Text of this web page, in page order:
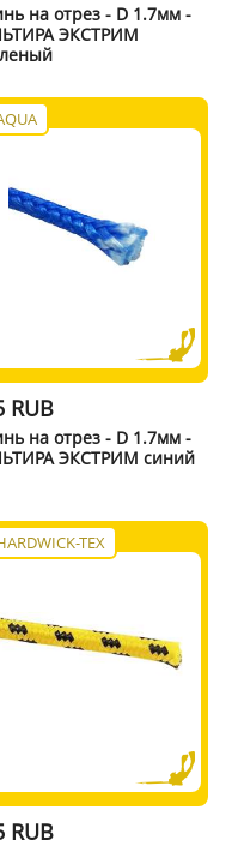
на отрез - D 1.7мм -
ЭКСТРИМ
RUB
на отрез - D 1.7мм -
ЭКСТРИМ синий
TEX
RUB